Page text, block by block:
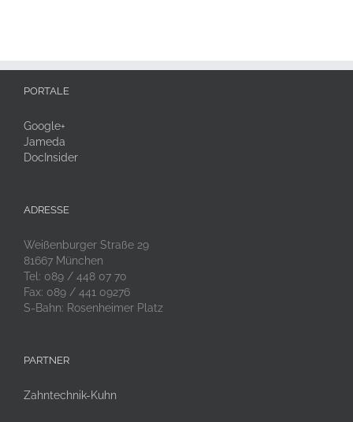
PORTALE
Google+
Jameda
DocInsider
ADRESSE
Weißenburger Straße 29
81667 München
Tel: 089 / 448 07 70
Fax: 089 / 441 09276
S-Bahn: Rosenheimer Platz
PARTNER
Zahntechnik-Kuhn